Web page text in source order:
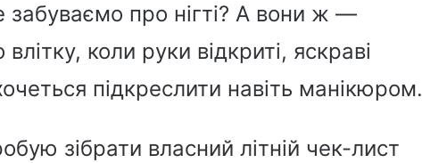
про нігті? А вони ж —
коли руки відкриті, яскраві
підкреслити навіть манікюром.
зібрати власний літній чек-лист